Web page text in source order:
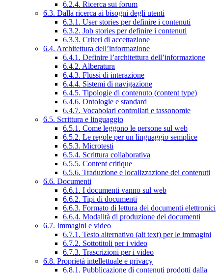
6.2.4. Ricerca sui forum
6.3. Dalla ricerca ai bisogni degli utenti
6.3.1. User stories per definire i contenuti
6.3.2. Job stories per definire i contenuti
6.3.3. Criteri di accettazione
6.4. Architettura dell’informazione
6.4.1. Definire l’architettura dell’informazione
6.4.2. Alberatura
6.4.3. Flussi di interazione
6.4.4. Sistemi di navigazione
6.4.5. Tipologie di contenuto (content type)
6.4.6. Ontologie e standard
6.4.7. Vocabolari controllati e tassonomie
6.5. Scrittura e linguaggio
6.5.1. Come leggono le persone sul web
6.5.2. Le regole per un linguaggio semplice
6.5.3. Microtesti
6.5.4. Scrittura collaborativa
6.5.5. Content critique
6.5.6. Traduzione e localizzazione dei contenuti
6.6. Documenti
6.6.1. I documenti vanno sul web
6.6.2. Tipi di documenti
6.6.3. Formato di lettura dei documenti elettronici
6.6.4. Modalità di produzione dei documenti
6.7. Immagini e video
6.7.1. Testo alternativo (alt text) per le immagini
6.7.2. Sottotitoli per i video
6.7.3. Trascrizioni per i video
6.8. Proprietà intellettuale e privacy
6.8.1. Pubblicazione di contenuti prodotti dalla